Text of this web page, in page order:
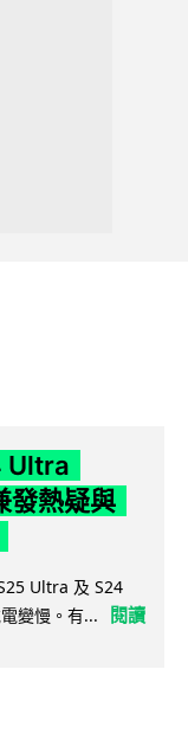
Ultra
發熱疑與
Ultra 及 S24
變慢。有...
閱讀